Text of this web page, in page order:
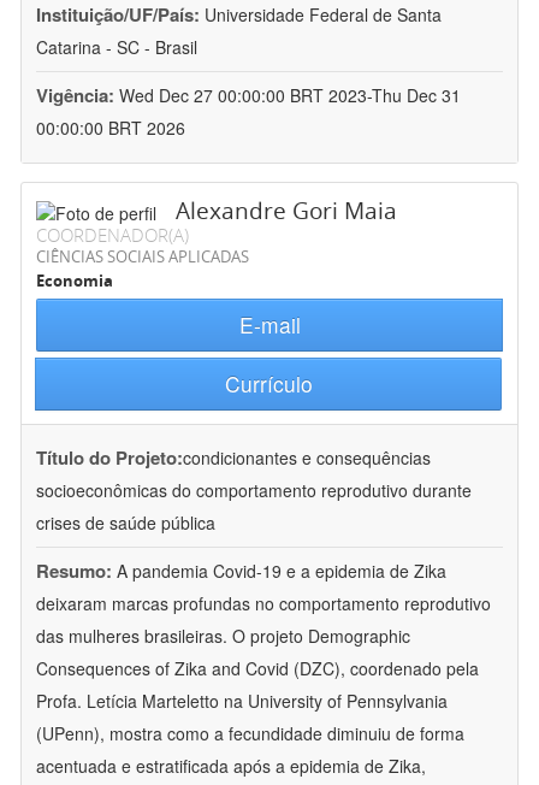
Instituição/UF/País: Universidade Federal de Santa
Catarina - SC - Brasil
Vigência: Wed Dec 27 00:00:00 BRT 2023-Thu Dec 31
00:00:00 BRT 2026
Alexandre Gori Maia
COORDENADOR(A)
CIÊNCIAS SOCIAIS APLICADAS
Economia
E-mail
Currículo
Título do Projeto:condicionantes e consequências
socioeconômicas do comportamento reprodutivo durante
crises de saúde pública
Resumo: A pandemia Covid-19 e a epidemia de Zika
deixaram marcas profundas no comportamento reprodutivo
das mulheres brasileiras. O projeto Demographic
Consequences of Zika and Covid (DZC), coordenado pela
Profa. Letícia Marteletto na University of Pennsylvania
(UPenn), mostra como a fecundidade diminuiu de forma
acentuada e estratificada após a epidemia de Zika,